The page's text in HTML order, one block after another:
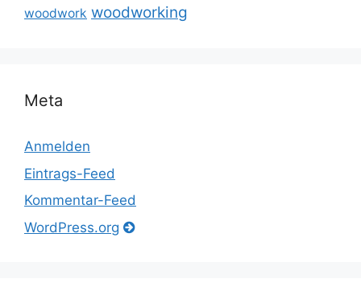
woodwork woodworking
Meta
Anmelden
Eintrags-Feed
Kommentar-Feed
WordPress.org